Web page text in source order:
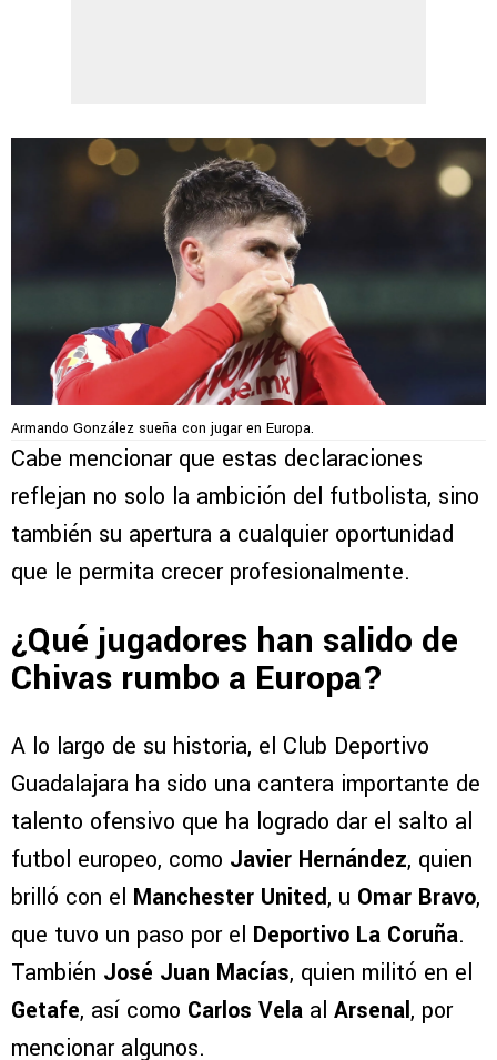
Armando González sueña con jugar en Europa.
Cabe mencionar que estas declaraciones
reflejan no solo la ambición del futbolista, sino
también su apertura a cualquier oportunidad
que le permita crecer profesionalmente.
¿Qué jugadores han salido de
Chivas rumbo a Europa?
A lo largo de su historia, el Club Deportivo
Guadalajara ha sido una cantera importante de
talento ofensivo que ha logrado dar el salto al
futbol europeo, como Javier Hernández, quien
brilló con el Manchester United, u Omar Bravo,
que tuvo un paso por el Deportivo La Coruña.
También José Juan Macías, quien militó en el
Getafe, así como Carlos Vela al Arsenal, por
mencionar algunos.